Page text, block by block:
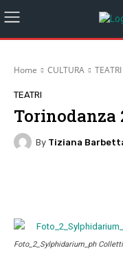
Home CULTURA TEATRI
TEATRI
Torinodanza
By Tiziana
Foto_2_Sylphidarium_ph